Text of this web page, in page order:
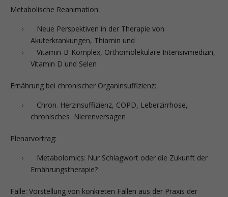
Metabolische Reanimation:
Neue Perspektiven in der Therapie von
Akuterkrankungen, Thiamin und
Vitamin-B-Komplex, Orthomolekulare Intensivmedizin,
Vitamin D und Selen
Ernährung bei chronischer Organinsuffizienz:
Chron. Herzinsuffizienz, COPD, Leberzirrhose,
chronisches Nierenversagen
Plenarvortrag:
Metabolomics: Nur Schlagwort oder die Zukunft der
Ernährungstherapie?
Fälle: Vorstellung von konkreten Fällen aus der Praxis der